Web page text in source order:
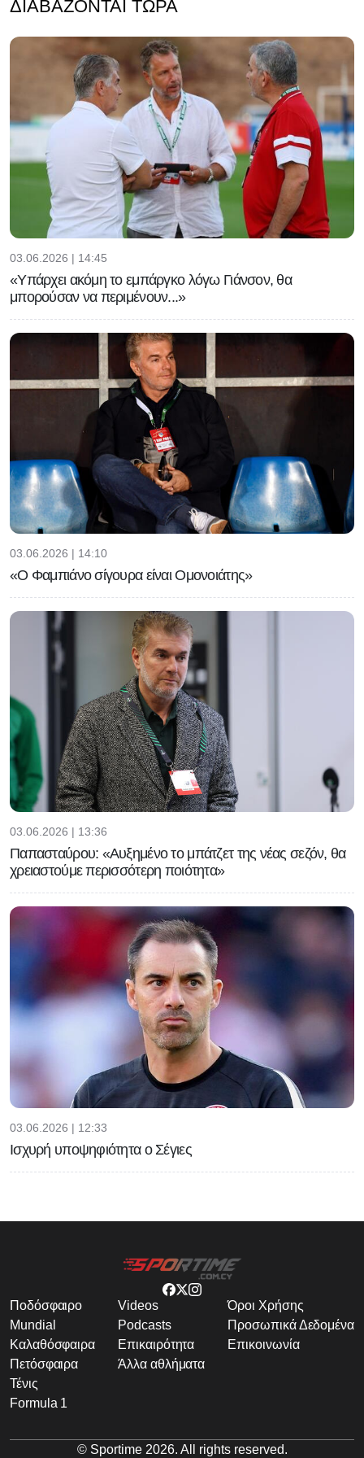
ΔΙΑΒΆΖΟΝΤΑΙ ΤΏΡΑ
03.06.2026 | 14:45
«Υπάρχει ακόμη το εμπάργκο λόγω Γιάνσον, θα
μπορούσαν να περιμένουν...»
03.06.2026 | 14:10
«Ο Φαμπιάνο σίγουρα είναι Ομονοιάτης»
03.06.2026 | 13:36
Παπασταύρου: «Αυξημένο το μπάτζετ της νέας σεζόν, θα
χρειαστούμε περισσότερη ποιότητα»
03.06.2026 | 12:33
Ισχυρή υποψηφιότητα ο Σέγιες
Ποδόσφαιρο
Mundial
Καλαθόσφαιρα
Πετόσφαιρα
Τένις
Formula 1
Videos
Podcasts
Επικαιρότητα
Άλλα αθλήματα
Όροι Χρήσης
Προσωπικά Δεδομένα
Επικοινωνία
© Sportime 2026. All rights reserved.